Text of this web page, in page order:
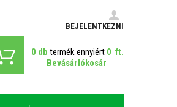
BEJELENTKEZNI
0 db termék ennyiért 0 ft.
Bevásárlókosár